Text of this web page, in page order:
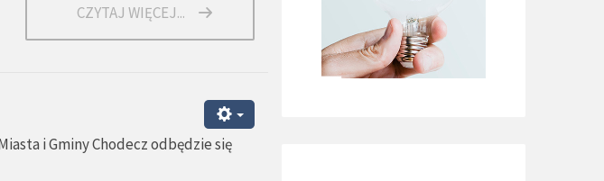
CZYTAJ WIĘCEJ...
i Gminy Chodecz odbędzie się